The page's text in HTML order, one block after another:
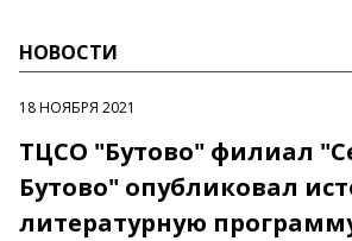
НОВОСТИ
18 НОЯБРЯ 2021
ТЦСО "Бутово" филиал
Бутово" опубликовал
литературную